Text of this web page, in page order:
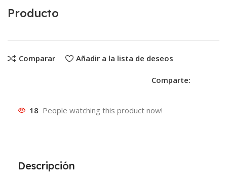
Producto
Comparar Añadir a la lista de deseos
Comparte:
18 People watching this product now!
Descripción